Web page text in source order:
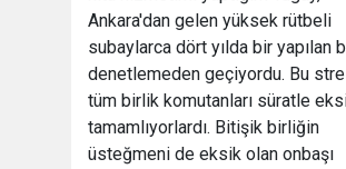
Ankara'dan gelen yüksek rütbeli
subaylarca dört yılda bir yapılan
denetlemeden geçiyordu. Bu
tüm birlik komutanları süratle
tamamlıyorlardı. Bitişik birliğin
üsteğmeni de eksik olan onbaşı